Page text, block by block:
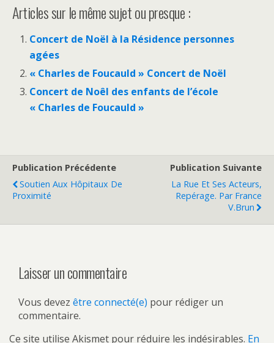
Articles sur le même sujet ou presque :
Concert de Noël à la Résidence personnes
agées
« Charles de Foucauld » Concert de Noël
Concert de Noêl des enfants de l’école
« Charles de Foucauld »
Publication Précédente
Soutien Aux Hôpitaux De
Proximité
Publication Suivante
La Rue Et Ses Acteurs,
Repérage. Par France
V.Brun
Laisser un commentaire
Vous devez être connecté(e) pour rédiger un
commentaire.
Ce site utilise Akismet pour réduire les indésirables. En